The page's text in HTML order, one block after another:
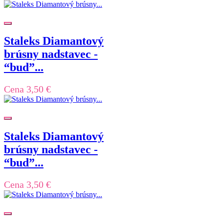
Staleks Diamantový
brúsny nadstavec -
“bud”...
Cena 3,50 €
Staleks Diamantový
brúsny nadstavec -
“bud”...
Cena 3,50 €